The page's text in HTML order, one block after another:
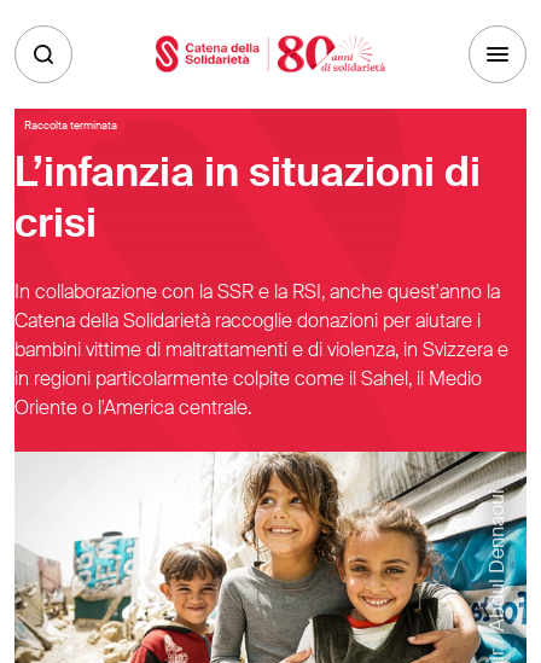
Raccolta terminata
L’infanzia in situazioni di
crisi
In collaborazione con la SSR e la RSI, anche quest'anno la
Catena della Solidarietà raccoglie donazioni per aiutare i
bambini vittime di maltrattamenti e di violenza, in Svizzera e
in regioni particolarmente colpite come il Sahel, il Medio
Oriente o l'America centrale.